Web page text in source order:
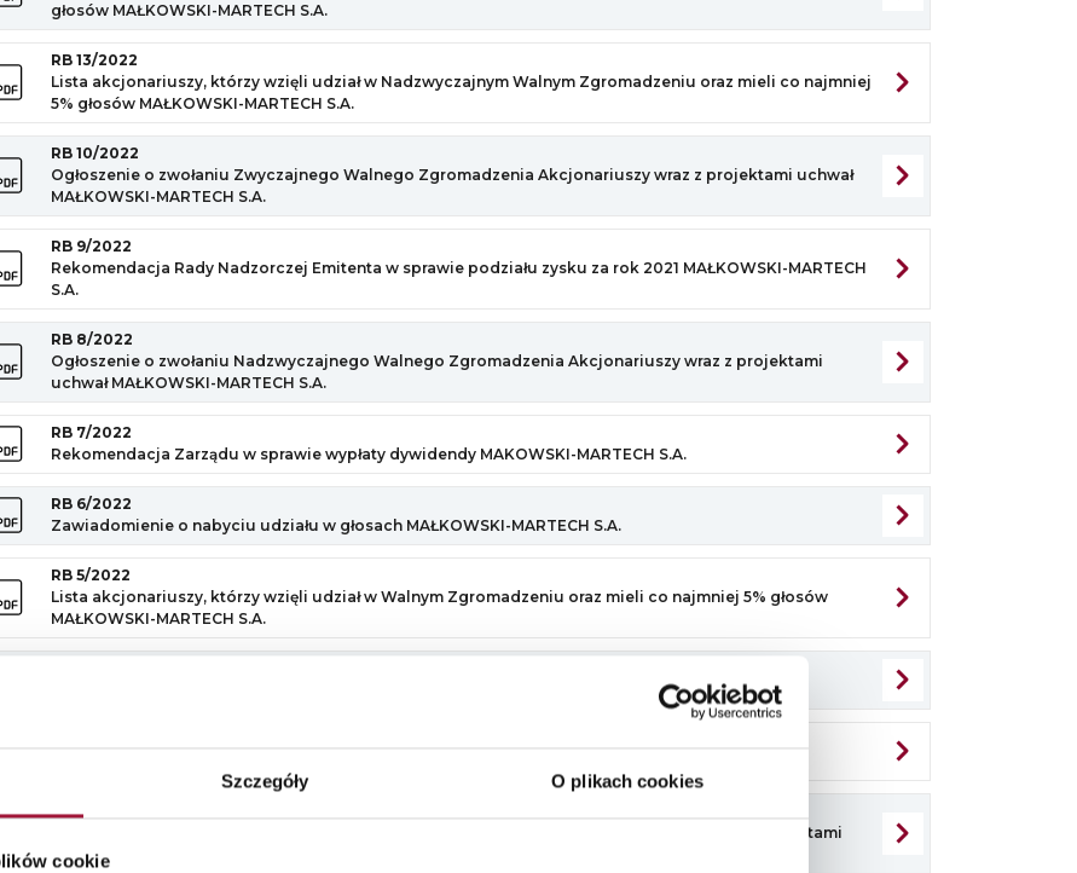
Szczegóły O plikach cookies
cookie
głosów MAŁKOWSKI-MARTECH S.A.
RB 13/2022
Lista akcjonariuszy, którzy wzięli udział w Nadzwyczajnym Walnym Zgromadzeniu oraz mieli co najmniej
5% głosów MAŁKOWSKI-MARTECH S.A.
RB 10/2022
Ogłoszenie o zwołaniu Zwyczajnego Walnego Zgromadzenia Akcjonariuszy wraz z projektami uchwał
MAŁKOWSKI-MARTECH S.A.
RB 9/2022
Rekomendacja Rady Nadzorczej Emitenta w sprawie podziału zysku za rok 2021 MAŁKOWSKI-MARTECH
S.A.
RB 8/2022
Ogłoszenie o zwołaniu Nadzwyczajnego Walnego Zgromadzenia Akcjonariuszy wraz z projektami
uchwał MAŁKOWSKI-MARTECH S.A.
RB 7/2022
Rekomendacja Zarządu w sprawie wypłaty dywidendy MAKOWSKI-MARTECH S.A.
RB 6/2022
Zawiadomienie o nabyciu udziału w głosach MAŁKOWSKI-MARTECH S.A.
RB 5/2022
Lista akcjonariuszy, którzy wzięli udział w Walnym Zgromadzeniu oraz mieli co najmniej 5% głosów
MAŁKOWSKI-MARTECH S.A.
RB 2/2022
Zmiana terminu zwołania Nadzwyczajnego Walnego Zgromadzenia Akcjonariuszy wraz z projektami
uchwał MAŁKOWSKI-MARTECH S.A.